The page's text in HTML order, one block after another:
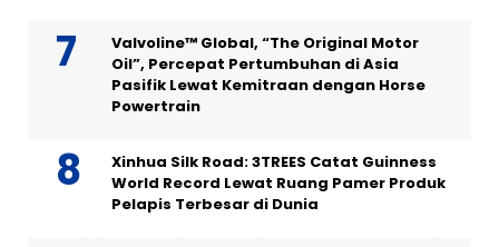
Valvoline™ Global, “The Original Motor
Oil”, Percepat Pertumbuhan di Asia
Pasifik Lewat Kemitraan dengan Horse
Powertrain
Xinhua Silk Road: 3TREES Catat Guinness
World Record Lewat Ruang Pamer Produk
Pelapis Terbesar di Dunia